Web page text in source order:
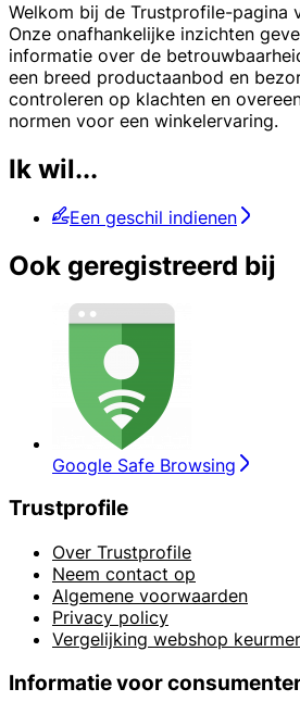
Welkom bij de Trustprofile-pagina
Onze onafhankelijke inzichten
informatie over de
een breed productaanbod en
controleren op klachten en
normen voor een winkelervaring.
Ik wil...
Een geschil indienen
Ook geregistreerd bij
Google Safe Browsing
Trustprofile
Over Trustprofile
Neem contact op
Algemene voorwaarden
Privacy policy
Vergelijking webshop
Informatie voor